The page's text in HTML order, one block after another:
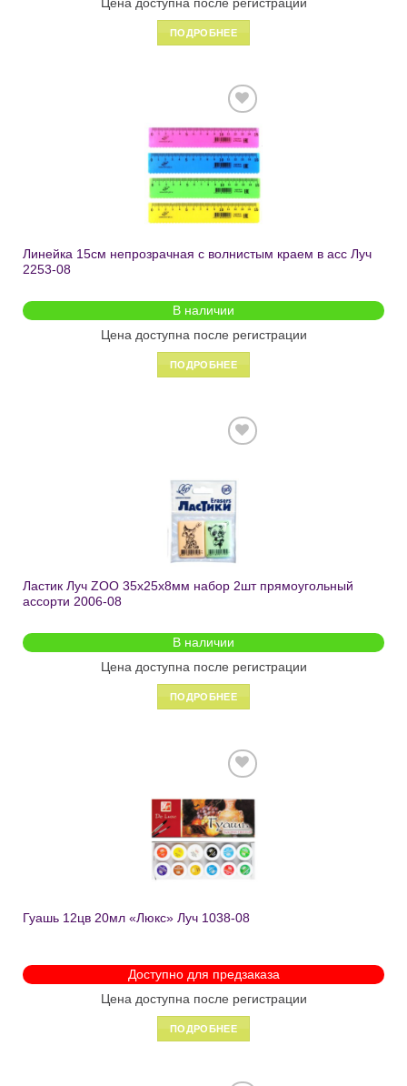
Цена доступна после регистрации
ПОДРОБНЕЕ
Добавить
в список
желаний
Линейка 15см непрозрачная с волнистым краем в асс Луч
2253-08
В наличии
Цена доступна после регистрации
ПОДРОБНЕЕ
желаний
Ластик Луч ZOO 35х25х8мм набор 2шт прямоугольный
ассорти 2006-08
В наличии
Цена доступна после регистрации
ПОДРОБНЕЕ
в список
желаний
Гуашь 12цв 20мл «Люкс» Луч 1038-08
Доступно для предзаказа
Цена доступна после регистрации
ПОДРОБНЕЕ